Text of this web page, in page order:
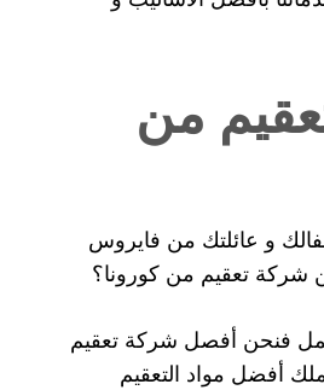
من
و عائلتك من فايروس
شركة تعقيم من كورونا؟
فنحن أفصل شركة تعقيم
أفضل مواد التعقيم